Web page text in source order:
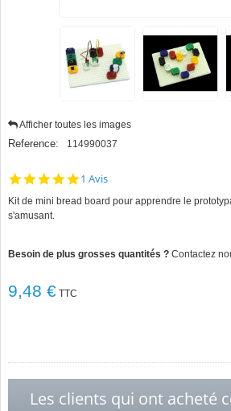
Afficher toutes les images
Reference: 114990037
5.0
rating
1 Avis
Kit de mini bread board pour apprendre le
s'amusant.
Besoin de plus grosses quantités ?Contactez
9,48 € TTC
Les clients qui ont acheté